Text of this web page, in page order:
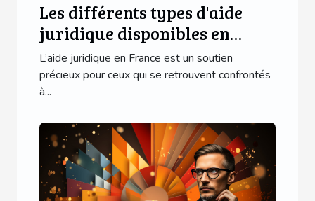
Les différents types d'aide
juridique disponibles en
France
L’aide juridique en France est un soutien
précieux pour ceux qui se retrouvent confrontés
à...